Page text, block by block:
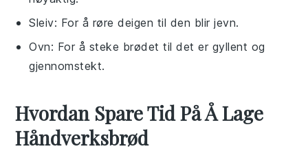
Sleiv: For å røre deigen til den blir jevn.
Ovn: For å steke brødet til det er gyllent og
gjennomstekt.
Hvordan Spare Tid På Å Lage
Håndverksbrød